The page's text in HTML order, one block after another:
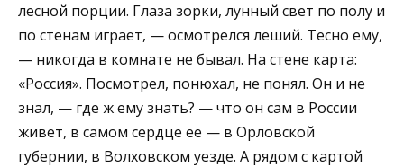
лесной порции. Глаза зорки, лунный свет по полу и
по стенам играет, — осмотрелся леший. Тесно ему,
— никогда в комнате не бывал. На стене карта:
«Россия». Посмотрел, понюхал, не понял. Он и не
знал, — где ж ему знать? — что он сам в России
живет, в самом сердце ее — в Орловской
губернии, в Волховском уезде. А рядом с картой